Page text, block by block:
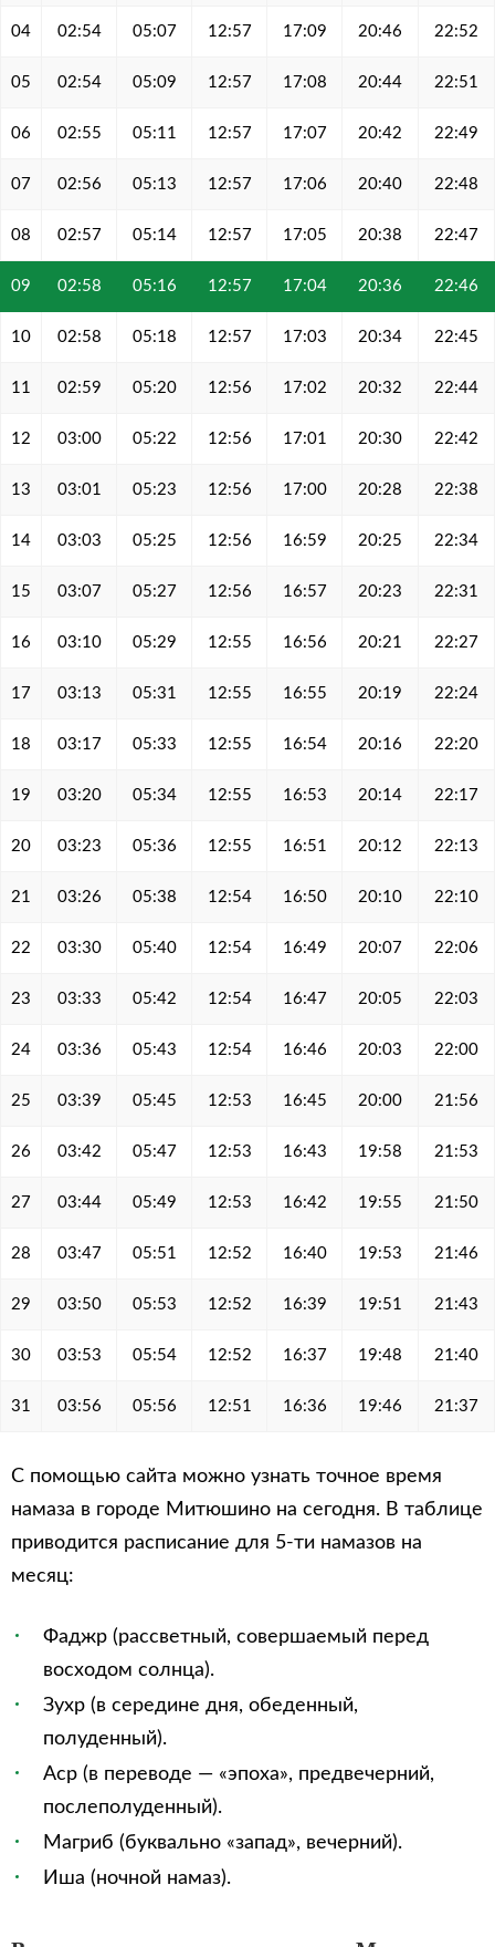
04 02:54 05:07 12:57 17:09 20:46 22:52
05 02:54 05:09 12:57 17:08 20:44 22:51
06 02:55 05:11 12:57 17:07 20:42 22:49
07 02:56 05:13 12:57 17:06 20:40 22:48
08 02:57 05:14 12:57 17:05 20:38 22:47
09 02:58 05:16 12:57 17:04 20:36 22:46
10 02:58 05:18 12:57 17:03 20:34 22:45
11 02:59 05:20 12:56 17:02 20:32 22:44
12 03:00 05:22 12:56 17:01 20:30 22:42
13 03:01 05:23 12:56 17:00 20:28 22:38
14 03:03 05:25 12:56 16:59 20:25 22:34
15 03:07 05:27 12:56 16:57 20:23 22:31
16 03:10 05:29 12:55 16:56 20:21 22:27
17 03:13 05:31 12:55 16:55 20:19 22:24
18 03:17 05:33 12:55 16:54 20:16 22:20
19 03:20 05:34 12:55 16:53 20:14 22:17
20 03:23 05:36 12:55 16:51 20:12 22:13
21 03:26 05:38 12:54 16:50 20:10 22:10
22 03:30 05:40 12:54 16:49 20:07 22:06
23 03:33 05:42 12:54 16:47 20:05 22:03
24 03:36 05:43 12:54 16:46 20:03 22:00
25 03:39 05:45 12:53 16:45 20:00 21:56
26 03:42 05:47 12:53 16:43 19:58 21:53
27 03:44 05:49 12:53 16:42 19:55 21:50
28 03:47 05:51 12:52 16:40 19:53 21:46
29 03:50 05:53 12:52 16:39 19:51 21:43
30 03:53 05:54 12:52 16:37 19:48 21:40
31 03:56 05:56 12:51 16:36 19:46 21:37
С помощью сайта можно узнать точное время
намаза в городе Митюшино на сегодня. В таблице
приводится расписание для 5-ти намазов на
месяц:
Фаджр (рассветный, совершаемый перед
восходом солнца).
Зухр (в середине дня, обеденный,
полуденный).
Аср (в переводе — «эпоха», предвечерний,
послеполуденный).
Магриб (буквально «запад», вечерний).
Иша (ночной намаз).